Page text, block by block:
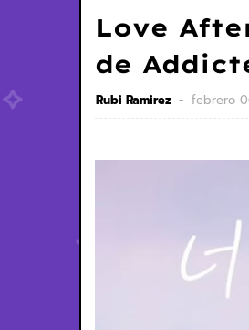
Love
de
Rubi Ramirez febrero